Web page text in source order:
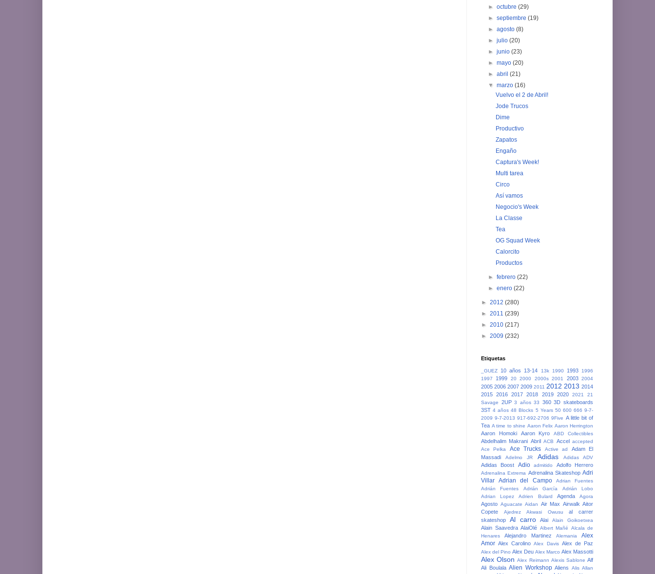
►octubre(29)
►septiembre(19)
►agosto(8)
►julio(20)
►junio(23)
►mayo(20)
►abril(21)
▼marzo(16)
Vuelvo el 2 de Abril!
Jode Trucos
Dime
Productivo
Zapatos
Engaño
Captura's Week!
Multi tarea
Circo
Así vamos
Negocio's Week
La Classe
Tea
OG Squad Week
Calorcito
Productos
►febrero(22)
►enero(22)
► 2012 (280)
► 2011 (239)
► 2010 (217)
► 2009 (232)
Etiquetas
_GUEZ 10 años 13-14 13k 1990 1993
1996
1997
1999 20 2000 2000s 2001 2003 2004
2005 2006 2007 2009 2011 2012 2013 2014
2015 2016 2017 2018 2019 2020 2021
21
Savage
2UP 3 años 33 360 3D skateboards
3ST 4 años 48 Blocks 5 Years 50 600 666 9-7-
2009 9-7-2013 917-692-2706 9Five A little bit of
Tea A time to shine Aaron Felix Aaron Herrington
Aaron Homoki Aaron Kyro ABD Collectibles
Abdelhalim Makrani Abril ACB Accel accepted
Ace Pelka
Ace Trucks Active ad
Adam El
Massadi
Adelmo JR Adidas Adidas ADV
Adidas Boost Adio admitido Adolfo Herrero
Adrenalina Extrema Adrenalina Skateshop Adri
Villar Adrian del Campo
Adrian Fuentes
Adrián Fuentes
Adrián García
Adrián Lobo
Adrian Lopez
Adrien Bulard Agenda Agora
Agosto Aguacate Aidan Air Max Airwalk Aitor
Copete
Ajedrez Akwasi Owusu
al carrer
skateshop
Al carro Alai Alain Goikoetxea
Alain Saavedra AlaiOlé Albert Mañé
Alcala de
Henares
Alejandro Martinez Alemania
Alex
Amor Alex Carolino Alex Davis Alex de Paz
Alex del Pino Alex Deu Alex Marco Alex Massotti
Alex Olson Alex Reimann Alexis Sablone Alf
Ali Boulala Alien Workshop Aliens Alis Allan